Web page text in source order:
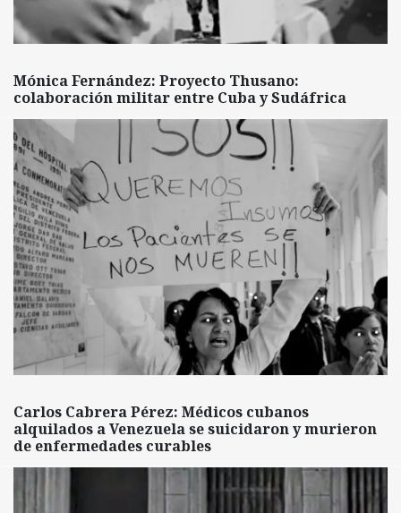
Mónica Fernández: Proyecto Thusano:
colaboración militar entre Cuba y Sudáfrica
Carlos Cabrera Pérez: Médicos cubanos
alquilados a Venezuela se suicidaron y murieron
de enfermedades curables